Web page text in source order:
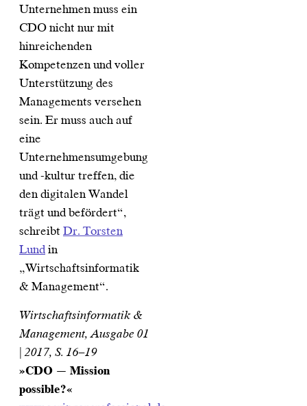
Unternehmen muss ein
CDO nicht nur mit
hinreichenden
Kompetenzen und voller
Unterstützung des
Managements versehen
sein. Er muss auch auf
eine
Unternehmensumgebung
und -kultur treffen, die
den digitalen Wandel
trägt und befördert“,
schreibtDr. Torsten
Lundin
„Wirtschaftsinformatik
& Management“.
Wirtschaftsinformatik &
Management, Ausgabe 01
| 2017, S. 16–19
»CDO — Mission
possible?«